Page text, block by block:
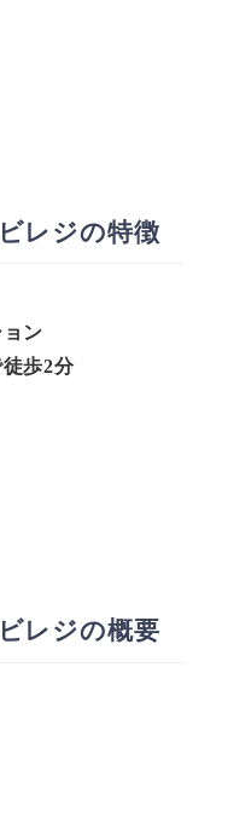
レジの特徴
ン
歩2分
レジの概要